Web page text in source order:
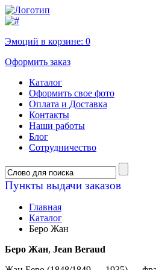
Эмоций в корзине: 0
Оформить заказ
Каталог
Оформить свое фото
Оплата и Доставка
Контакты
Наши работы
Блог
Сотрудничество
Пункты выдачи заказов
Главная
Каталог
Беро Жан
Беро Жан, Jean Beraud